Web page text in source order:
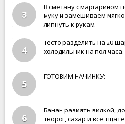
3
В сметану с маргарином
муку и замешиваем
липнуть к рукам.
4
Тесто разделить на 20
холодильник на пол часа.
5
ГОТОВИМ НАЧИНКУ:
6
Банан размять вилкой,
творог, сахар и все